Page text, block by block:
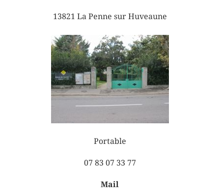
13821 La Penne sur Huveaune
Portable
07 83 07 33 77
Mail